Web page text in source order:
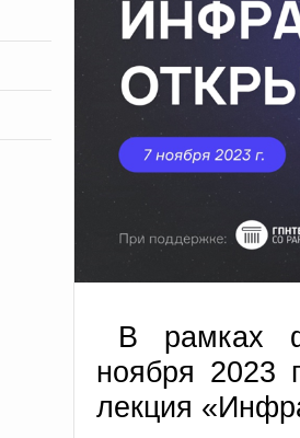
В рамках
ноября 2023
лекция